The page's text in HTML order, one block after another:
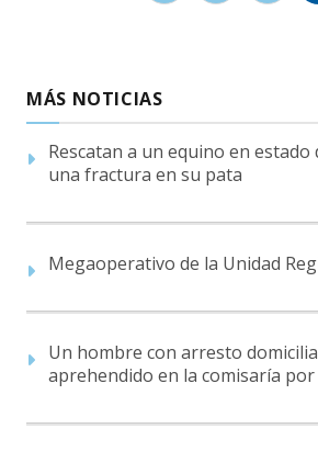
MÁS NOTICIAS
Rescatan a un equino en
una fractura en su pata
Megaoperativo de la Unidad
Un hombre con arresto
aprehendido en la comisaría